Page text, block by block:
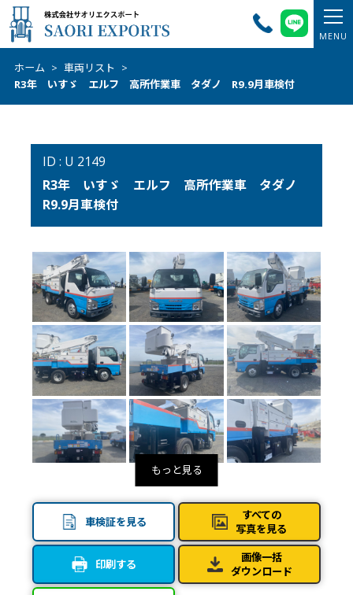
ホーム > 車両リスト >
R3年 いすゞ エルフ 高所作業車 タダノ R9.9月車検付
ID : U 2149
R3年 いすゞ エルフ 高所作業車 タダノ
R9.9月車検付
車検証を見る
印刷する
すべての
写真を見る
画像一括
ダウンロード